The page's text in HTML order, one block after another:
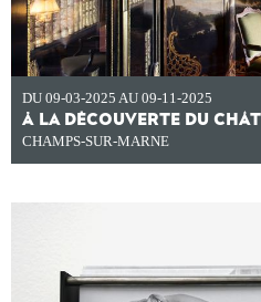
DU 09-03-2025 AU 09-11-2025
À LA DÉCOUVERTE DU
CHAMPS-SUR-MARNE